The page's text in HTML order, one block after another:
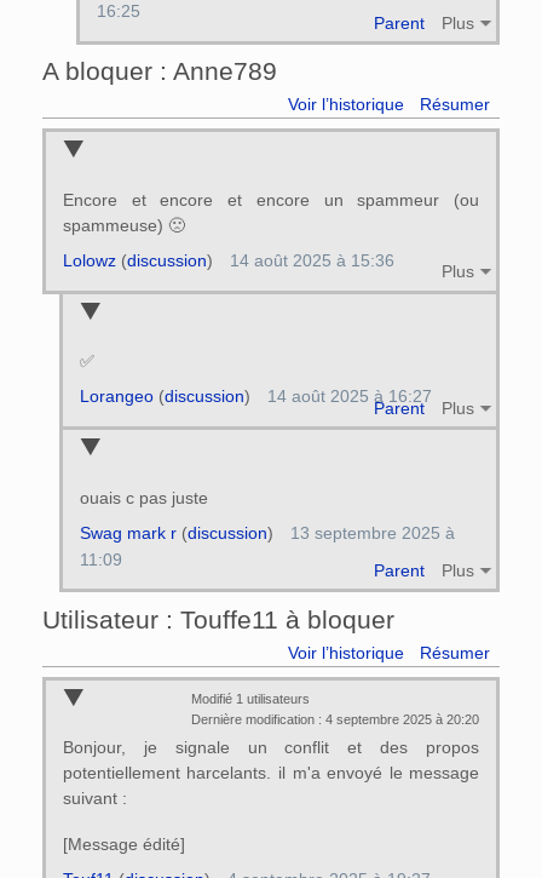
Parent Plus
16:25
A bloquer : Anne789
Voir l’historique Résumer
Encore et encore et encore un spammeur (ou
spammeuse) 🙁
Plus
Lolowz(discussion) 14 août 2025 à 15:36
✅
Parent Plus
Lorangeo(discussion) 14 août 2025 à 16:27
ouais c pas juste
Parent Plus
Swag mark r(discussion)
13 septembre 2025 à
11:09
Utilisateur : Touffe11 à bloquer
Voir l’historique Résumer
Modifié 1 utilisateurs
Dernière modification : 4 septembre 2025 à 20:20
Bonjour, je signale un conflit et des propos
potentiellement harcelants. il m'a envoyé le message
suivant :
[Message édité]